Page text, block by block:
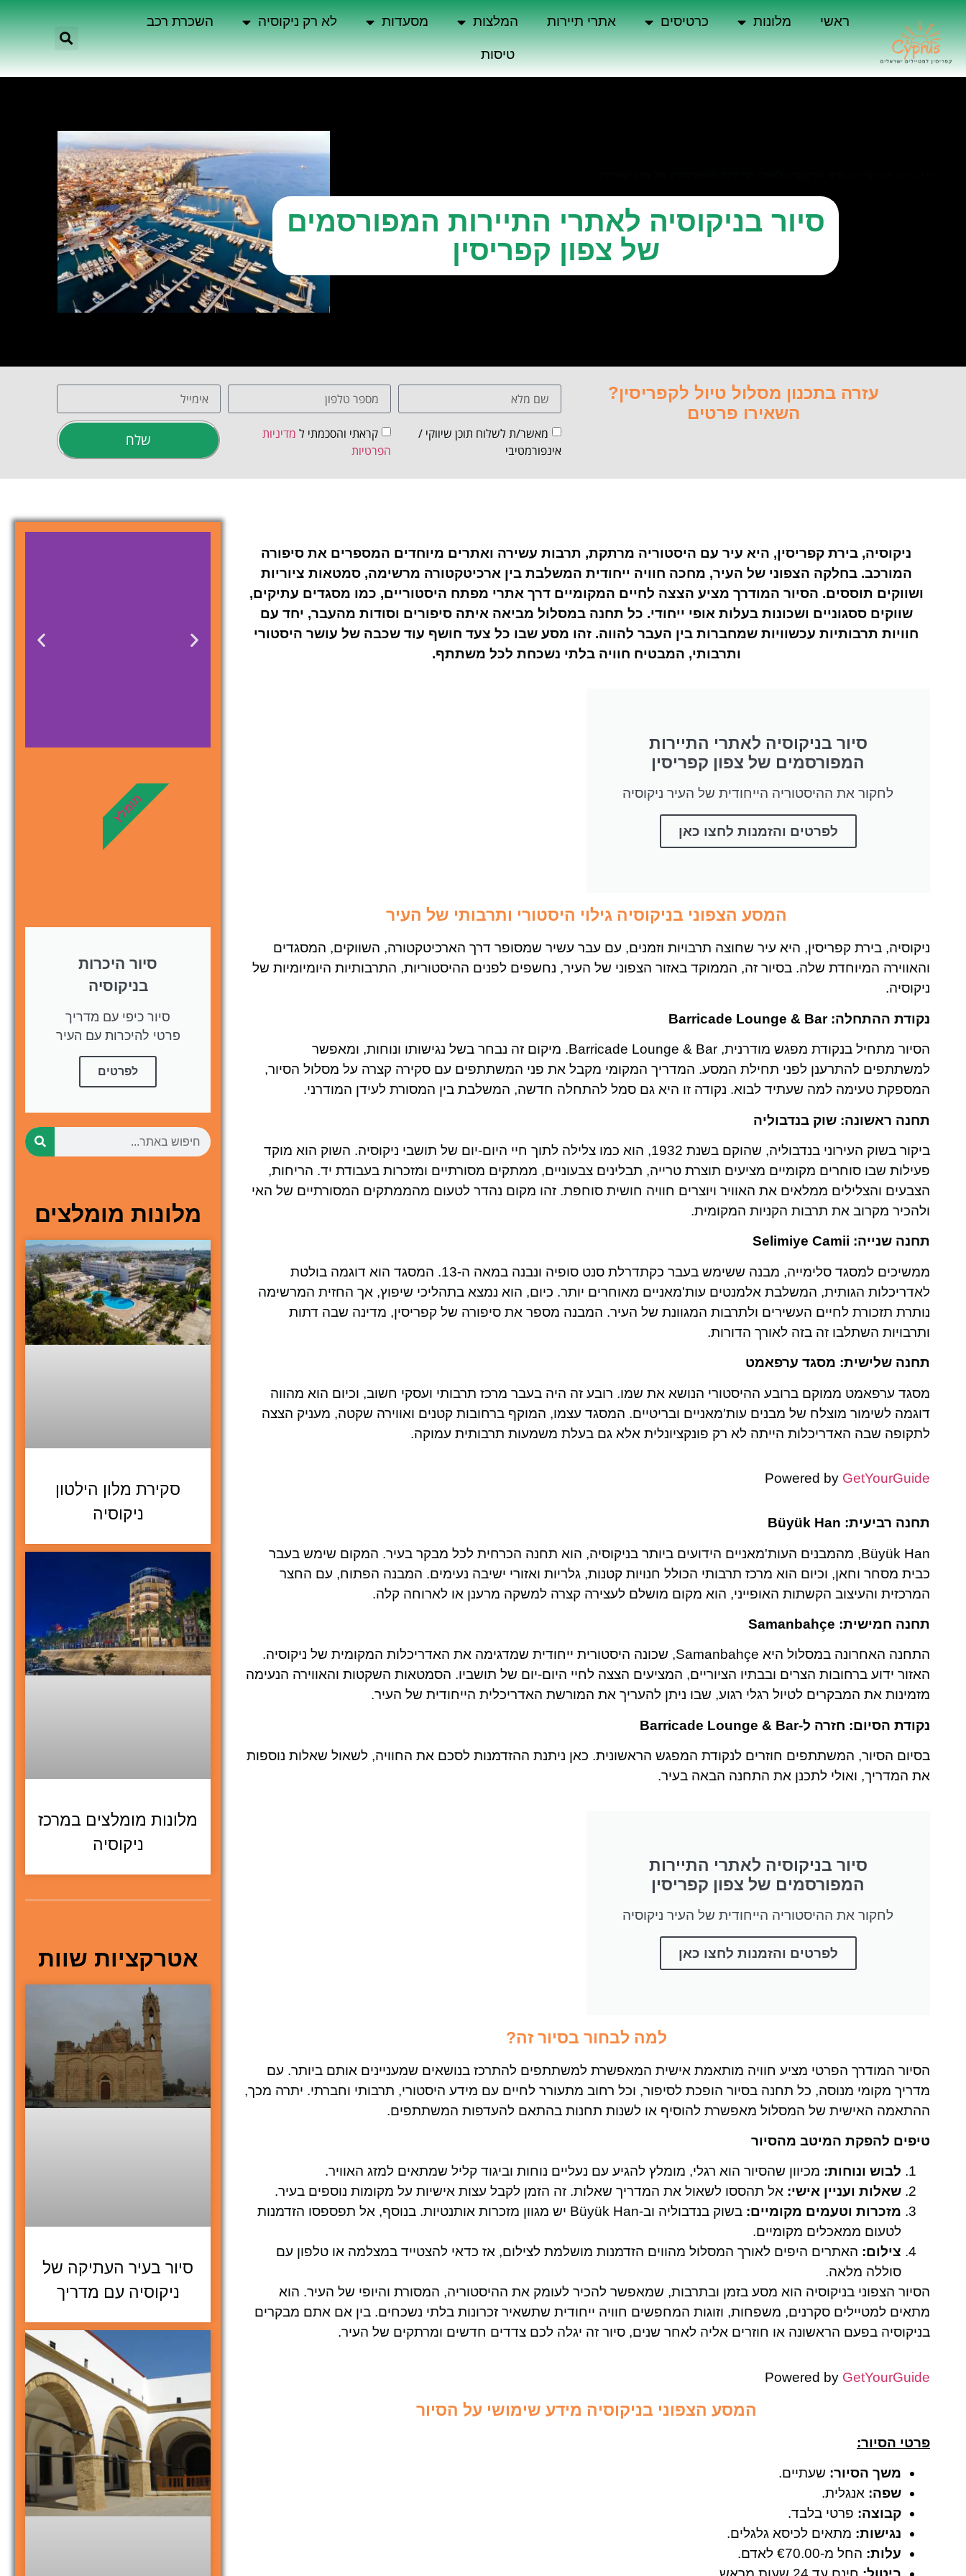
ראשי מלונות כרטיסים אתרי תיירות המלצות מסעדות לא רק ניקוסיה השכרת רכב
טיסות
סיור בניקוסיה לאתרי התיירות המפורסמים
של צפון קפריסין
עזרה בתכנון מסלול טיול לקפריסין?
השאירו פרטים
מאשר/ת לשלוח תוכן שיווקי /
אינפורמטיבי
קראתי והסכמתי ל מדיניות
הפרטיות
שלח
ניקוסיה, בירת קפריסין, היא עיר עם היסטוריה מרתקת, תרבות עשירה ואתרים מיוחדים המספרים את סיפורה
המורכב. בחלקה הצפוני של העיר, מחכה חוויה ייחודית המשלבת בין ארכיטקטורה מרשימה, סמטאות ציוריות
ושווקים תוססים. הסיור המודרך מציע הצצה לחיים המקומיים דרך אתרי מפתח היסטוריים, כמו מסגדים עתיקים,
שווקים ססגוניים ושכונות בעלות אופי ייחודי. כל תחנה במסלול מביאה איתה סיפורים וסודות מהעבר, יחד עם
חוויות תרבותיות עכשוויות שמחברות בין העבר להווה. זהו מסע שבו כל צעד חושף עוד שכבה של עושר היסטורי
ותרבותי, המבטיח חוויה בלתי נשכחת לכל משתתף.
סיור בניקוסיה לאתרי התיירות
המפורסמים של צפון קפריסין
לחקור את ההיסטוריה הייחודית של העיר ניקוסיה
לפרטים והזמנות לחצו כאן
המסע הצפוני בניקוסיה גילוי היסטורי ותרבותי של העיר
ניקוסיה, בירת קפריסין, היא עיר שחוצה תרבויות וזמנים, עם עבר עשיר שמסופר דרך הארכיטקטורה, השווקים, המסגדים
והאווירה המיוחדת שלה. בסיור זה, הממוקד באזור הצפוני של העיר, נחשפים לפנים ההיסטוריות, התרבותיות היומיומיות של
ניקוסיה.
נקודת ההתחלה: Barricade Lounge & Bar
הסיור מתחיל בנקודת מפגש מודרנית, Barricade Lounge & Bar. מיקום זה נבחר בשל נגישותו ונוחות, ומאפשר
למשתתפים להתרענן לפני תחילת המסע. המדריך המקומי מקבל את פני המשתתפים עם סקירה קצרה על מסלול הסיור,
המספקת טעימה למה שעתיד לבוא. נקודה זו היא גם סמל להתחלה חדשה, המשלבת בין המסורת לעידן המודרני.
תחנה ראשונה: שוק בנדבוליה
ביקור בשוק העירוני בנדבוליה, שהוקם בשנת 1932, הוא כמו צלילה לתוך חיי היום-יום של תושבי ניקוסיה. השוק הוא מוקד
פעילות שבו סוחרים מקומיים מציעים תוצרת טרייה, תבלינים צבעוניים, ממתקים מסורתיים ומזכרות בעבודת יד. הריחות,
הצבעים והצלילים ממלאים את האוויר ויוצרים חוויה חושית סוחפת. זהו מקום נהדר לטעום מהממתקים המסורתיים של האי
ולהכיר מקרוב את תרבות הקניות המקומית.
תחנה שנייה: Selimiye Camii
ממשיכים למסגד סלימייה, מבנה ששימש בעבר כקתדרלת סנט סופיה ונבנה במאה ה-13. המסגד הוא דוגמה בולטת
לאדריכלות הגותית, המשלבת אלמנטים עות'מאניים מאוחרים יותר. כיום, הוא נמצא בתהליכי שיפוץ, אך החזית המרשימה
נותרת תזכורת לחיים העשירים ולתרבות המגוונת של העיר. המבנה מספר את סיפורה של קפריסין, מדינה שבה דתות
ותרבויות השתלבו זה בזה לאורך הדורות.
תחנה שלישית: מסגד ערפאמט
מסגד ערפאמט ממוקם ברובע ההיסטורי הנושא את שמו. רובע זה היה בעבר מרכז תרבותי ועסקי חשוב, וכיום הוא מהווה
דוגמה לשימור מוצלח של מבנים עות'מאניים ובריטיים. המסגד עצמו, המוקף ברחובות קטנים ואווירה שקטה, מעניק הצצה
לתקופה שבה האדריכלות הייתה לא רק פונקציונלית אלא גם בעלת משמעות תרבותית עמוקה.
Powered by GetYourGuide
תחנה רביעית: Büyük Han
Büyük Han, מהמבנים העות'מאניים הידועים ביותר בניקוסיה, הוא תחנה הכרחית לכל מבקר בעיר. המקום שימש בעבר
כבית מסחר וחאן, וכיום הוא מרכז תרבותי הכולל חנויות קטנות, גלריות ואזורי ישיבה נעימים. המבנה הפתוח, עם החצר
המרכזית והעיצוב הקשתות האופייני, הוא מקום מושלם לעצירה קצרה למשקה מרענן או לארוחה קלה.
תחנה חמישית: Samanbahçe
התחנה האחרונה במסלול היא Samanbahçe, שכונה היסטורית ייחודית שמדגימה את האדריכלות המקומית של ניקוסיה.
האזור ידוע ברחובות הצרים ובבתיו הציוריים, המציעים הצצה לחיי היום-יום של תושביו. הסמטאות השקטות והאווירה הנעימה
מזמינות את המבקרים לטיול רגלי רגוע, שבו ניתן להעריך את המורשת האדריכלית הייחודית של העיר.
נקודת הסיום: חזרה ל-Barricade Lounge & Bar
בסיום הסיור, המשתתפים חוזרים לנקודת המפגש הראשונית. כאן ניתנת ההזדמנות לסכם את החוויה, לשאול שאלות נוספות
את המדריך, ואולי לתכנן את התחנה הבאה בעיר.
סיור בניקוסיה לאתרי התיירות
המפורסמים של צפון קפריסין
לחקור את ההיסטוריה הייחודית של העיר ניקוסיה
לפרטים והזמנות לחצו כאן
למה לבחור בסיור זה?
הסיור המודרך הפרטי מציע חוויה מותאמת אישית המאפשרת למשתתפים להתרכז בנושאים שמעניינים אותם ביותר. עם
מדריך מקומי מנוסה, כל תחנה בסיור הופכת לסיפור, וכל רחוב מתעורר לחיים עם מידע היסטורי, תרבותי וחברתי. יתרה מכך,
ההתאמה האישית של המסלול מאפשרת להוסיף או לשנות תחנות בהתאם להעדפות המשתתפים.
טיפים להפקת המיטב מהסיור
לבוש ונוחות: מכיוון שהסיור הוא רגלי, מומלץ להגיע עם נעליים נוחות וביגוד קליל שמתאים למזג האוויר.
שאלות ועניין אישי: אל תהססו לשאול את המדריך שאלות. זה הזמן לקבל עצות אישיות על מקומות נוספים בעיר.
מזכרות וטעמים מקומיים:
בשוק בנדבוליה וב-Büyük Han יש מגוון מזכרות אותנטיות. בנוסף, אל תפספסו הזדמנות
לטעום ממאכלים מקומיים.
צילום: האתרים היפים לאורך המסלול מהווים הזדמנות מושלמת לצילום, אז כדאי להצטייד במצלמה או טלפון עם
סוללה מלאה.
הסיור הצפוני בניקוסיה הוא מסע בזמן ובתרבות, שמאפשר להכיר לעומק את ההיסטוריה, המסורת והיופי של העיר. הוא
מתאים למטיילים סקרנים, משפחות, וזוגות המחפשים חוויה ייחודית שתשאיר זכרונות בלתי נשכחים. בין אם אתם מבקרים
בניקוסיה בפעם הראשונה או חוזרים אליה לאחר שנים, סיור זה יגלה לכם צדדים חדשים ומרתקים של העיר.
Powered by GetYourGuide
המסע הצפוני בניקוסיה מידע שימושי על הסיור
פרטי הסיור:
משך הסיור: שעתיים.
שפה: אנגלית.
קבוצה: פרטי בלבד.
נגישות: מתאים לכיסא גלגלים.
עלות: החל מ-€70.00 לאדם.
מלונות
מציאת מלון
מומלץ?
סיור היכרות
בניקוסיה
סיור כיפי עם מדריך
פרטי להיכרות עם העיר
לפרטים
מומלץ
מלונות מומלצים
סקירת מלון הילטון
ניקוסיה
מלונות מומלצים במרכז
ניקוסיה
אטרקציות שוות
סיור בעיר העתיקה של
ניקוסיה עם מדריך